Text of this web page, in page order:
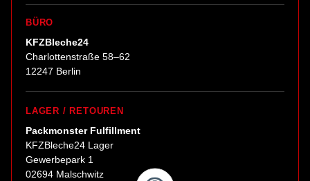
BÜRO
KFZBleche24
Charlottenstraße 58–62
12247 Berlin
LAGER / RETOUREN
Packmonster Fulfillment
KFZBleche24 Lager
Gewerbepark 1
02694 Malschwitz